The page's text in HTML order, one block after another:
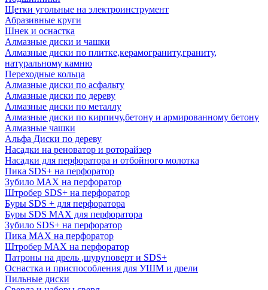
Щетки угольные на электроинструмент
Абразивные круги
Шнек и оснастка
Алмазные диски и чашки
Алмазные диски по плитке,керамограниту,граниту,
натуральному камню
Переходные кольца
Алмазные диски по асфальту
Алмазные диски по дереву
Алмазные диски по металлу
Алмазные диски по кирпичу,бетону и армированному бетону
Алмазные чашки
Альфа Диски по дереву
Насадки на реноватор и роторайзер
Насадки для перфоратора и отбойного молотка
Пика SDS+ на перфоратор
Зубило MAX на перфоратор
Штробер SDS+ на перфоратор
Буры SDS + для перфоратора
Буры SDS MAX для перфоратора
Зубило SDS+ на перфоратор
Пика MAX на перфоратор
Штробер MAX на перфоратор
Патроны на дрель ,шуруповерт и SDS+
Оснастка и приспособления для УШМ и дрели
Пильные диски